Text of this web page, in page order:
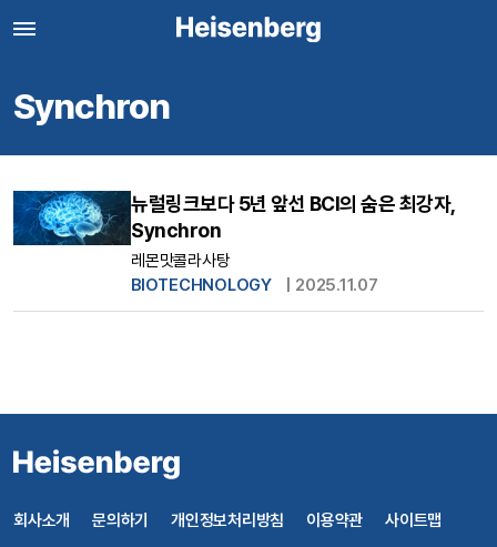
Synchron
뉴럴링크보다 5년 앞선 BCI의 숨은 최강자,
Synchron
레몬맛콜라사탕
BIOTECHNOLOGY
2025.11.07
회사소개 문의하기 개인정보처리방침 이용약관 사이트맵